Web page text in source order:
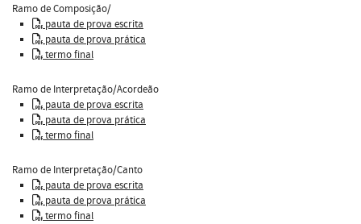
Ramo de Composição/
pauta de prova escrita
pauta de prova prática
termo final
Ramo de Interpretação/Acordeão
pauta de prova escrita
pauta de prova prática
termo final
Ramo de Interpretação/Canto
pauta de prova escrita
pauta de prova prática
termo final